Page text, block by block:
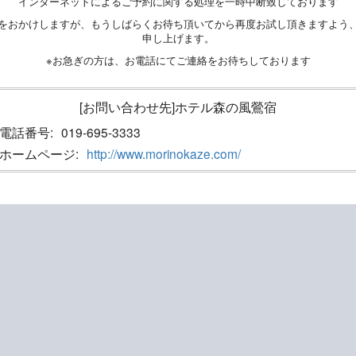
おかけしますが、もうしばらくお待ち頂いてから再度お試し頂きますよう
申し上げます。
※お急ぎの方は、お電話にてご連絡をお待ちしております
[お問い合わせ先]ホテル森の風鶯宿
電話番号: 019-695-3333
ホームページ: http://www.morinokaze.com/